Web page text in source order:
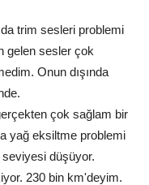
trim sesleri problemi
gelen sesler çok
Onun dışında
çok sağlam bir
yağ eksiltme problemi
düşüyor.
230 bin km'deyim.